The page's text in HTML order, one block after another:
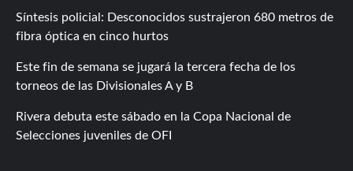
Síntesis policial: Desconocidos sustrajeron 680 metros de
fibra óptica en cinco hurtos
Este fin de semana se jugará la tercera fecha de los
torneos de las Divisionales A y B
Rivera debuta este sábado en la Copa Nacional de
Selecciones juveniles de OFI